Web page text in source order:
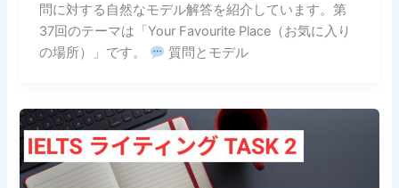
問に対する自然なモデル解答を紹介しています。第
37回のテーマは「Your Favourite Place（お気に入り
の場所）」です。
質問とモデル